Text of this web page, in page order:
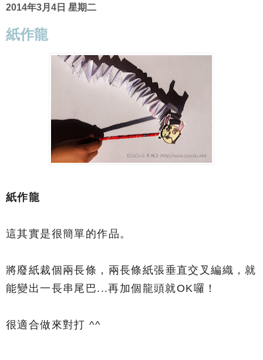
2014年3月4日 星期二
紙作龍
紙作龍
這其實是很簡單的作品。
將廢紙裁個兩長條，兩長條紙張垂直交叉編織，就
能變出一長串尾巴...再加個龍頭就OK囉！
很適合做來對打 ^^